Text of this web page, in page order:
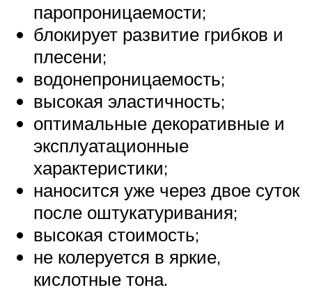
паропроницаемости;
блокирует развитие грибков и
плесени;
водонепроницаемость;
высокая эластичность;
оптимальные декоративные и
эксплуатационные
характеристики;
наносится уже через двое суток
после оштукатуривания;
высокая стоимость;
не колеруется в яркие,
кислотные тона.